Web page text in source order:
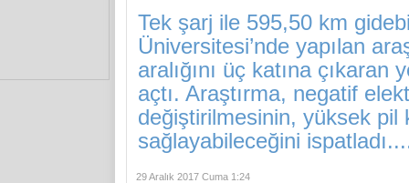
Tek şarj ile 595,50 km
Üniversitesi’nde yapılan
aralığını üç katına
açtı. Araştırma, negatif
değiştirilmesinin, yüksek pil
sağlayabileceğini
29 Aralık 2017 Cuma 1:24